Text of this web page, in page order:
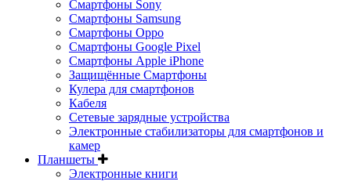
Смартфоны Sony
Смартфоны Samsung
Смартфоны Oppo
Смартфоны Google Pixel
Смартфоны Apple iPhone
Защищённые Смартфоны
Кулера для смартфонов
Кабеля
Сетевые зарядные устройства
Электронные стабилизаторы для смартфонов и
камер
Планшеты
Электронные книги